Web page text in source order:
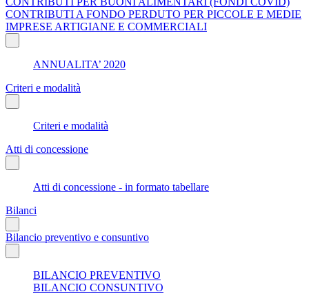
CONTRIBUTI A FONDO PERDUTO PER PICCOLE E MEDIE
IMPRESE ARTIGIANE E COMMERCIALI
ANNUALITA’ 2020
Criteri e modalità
Criteri e modalità
Atti di concessione
Atti di concessione - in formato tabellare
Bilanci
Bilancio preventivo e consuntivo
BILANCIO PREVENTIVO
BILANCIO CONSUNTIVO